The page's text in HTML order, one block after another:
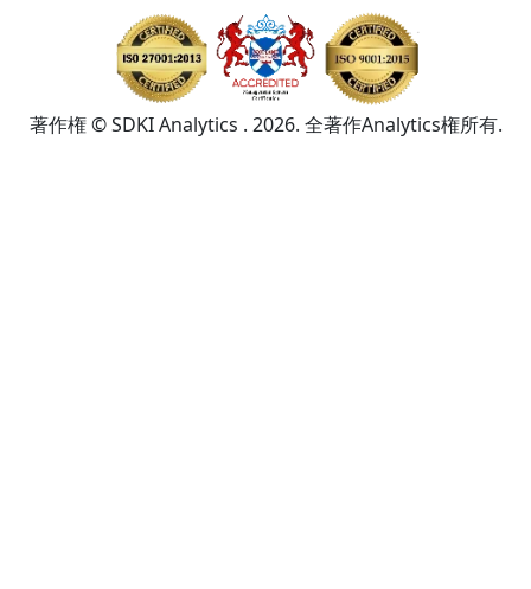
著作権 © SDKI Analytics . 2026. 全著作Analytics権所有.